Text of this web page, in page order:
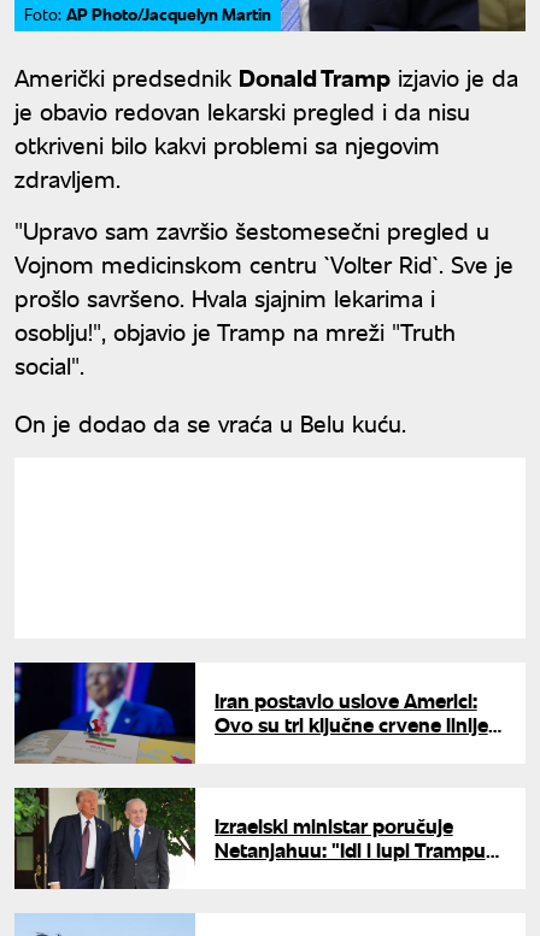
Foto: AP Photo/Jacquelyn Martin
Američki predsednik Donald Tramp izjavio je da
je obavio redovan lekarski pregled i da nisu
otkriveni bilo kakvi problemi sa njegovim
zdravljem.
"Upravo sam završio šestomesečni pregled u
Vojnom medicinskom centru `Volter Rid`. Sve je
prošlo savršeno. Hvala sjajnim lekarima i
osoblju!", objavio je Tramp na mreži "Truth
social".
On je dodao da se vraća u Belu kuću.
Iran postavio uslove Americi:
Ovo su tri ključne crvene linije
Izraelski ministar poručuje
Netanjahuu: "Idi i lupi Trampu